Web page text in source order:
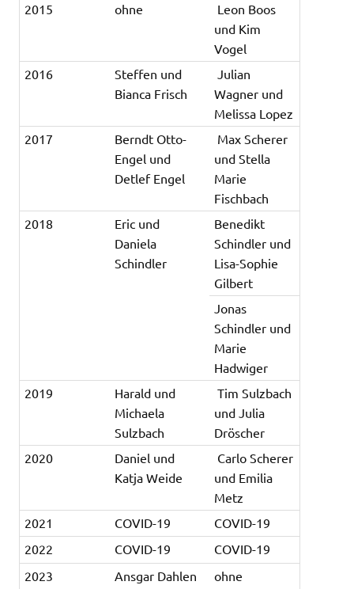
2015
ohne
Leon Boos
und Kim
Vogel
2016
Steffen und
Bianca Frisch
Julian
Wagner und
Melissa Lopez
2017
Berndt Otto-
Engel und
Detlef Engel
Max Scherer
und Stella
Marie
Fischbach
2018
Eric und
Daniela
Schindler
Benedikt
Schindler und
Lisa-Sophie
Gilbert
Jonas
Schindler und
Marie
Hadwiger
2019
Harald und
Michaela
Sulzbach
Tim Sulzbach
und Julia
Dröscher
2020
Daniel und
Katja Weide
Carlo Scherer
und Emilia
Metz
2021
COVID-19
COVID-19
2022
COVID-19
COVID-19
2023
Ansgar Dahlen
ohne